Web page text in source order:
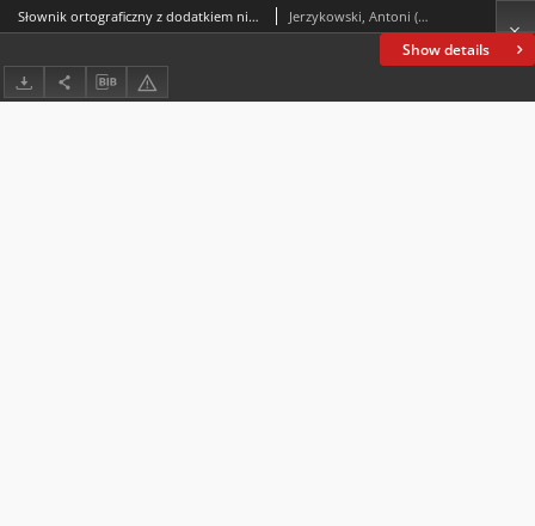
Show details
Słownik ortograficzny z dodatkiem niepolskich wyrazów i wyrażeń Jerzykowski, Antoni (1821-1889)